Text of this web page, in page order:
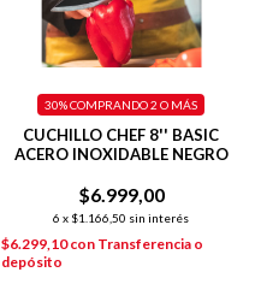
CUCHILLO CHEF 8'' BASIC
ACERO INOXIDABLE NEGRO
$6.999,00
6 x $1.166,50 sin interés
30%COMPRANDO 2 O MÁS
$6.299,10con Transferencia o
depósito